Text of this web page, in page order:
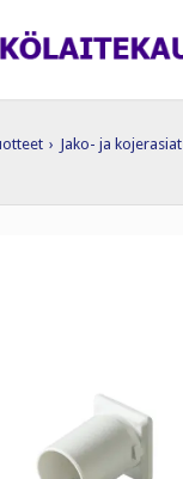
› Jako- ja kojerasiat